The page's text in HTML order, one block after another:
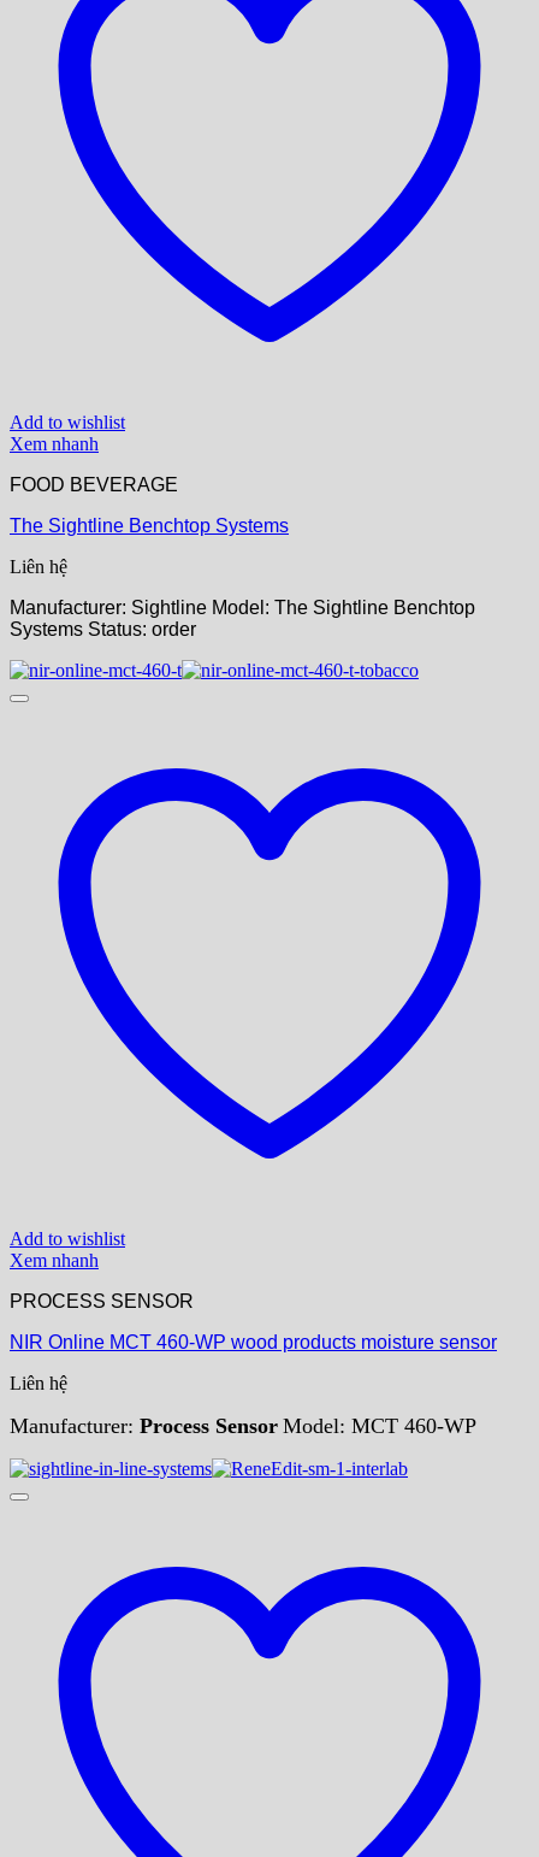
Add to wishlist
Xem nhanh
FOOD BEVERAGE
The Sightline Benchtop Systems
Liên hệ
Manufacturer: Sightline Model: The Sightline Benchtop
Systems Status: order
Add to wishlist
Xem nhanh
PROCESS SENSOR
NIR Online MCT 460-WP wood products moisture sensor
Liên hệ
Manufacturer: Process Sensor Model: MCT 460-WP